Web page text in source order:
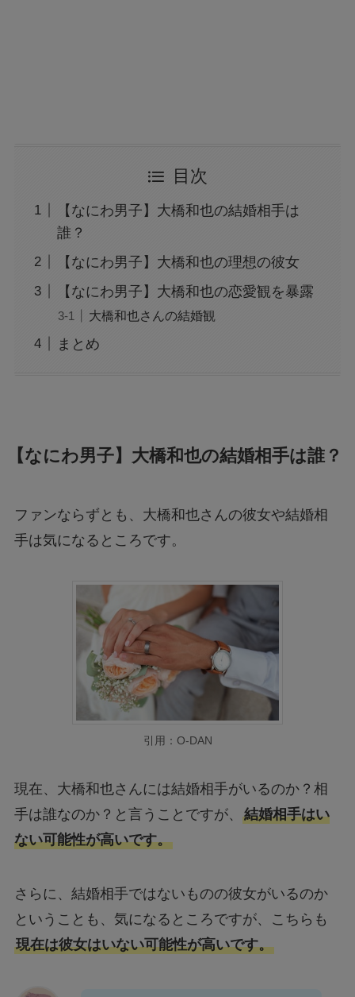
目次
【なにわ男子】大橋和也の結婚相手は
誰？
【なにわ男子】大橋和也の理想の彼女
【なにわ男子】大橋和也の恋愛観を暴露
大橋和也さんの結婚観
まとめ
【なにわ男子】大橋和也の結婚相手は誰？
ファンならずとも、大橋和也さんの彼女や結婚相
手は気になるところです。
引用：O-DAN
現在、大橋和也さんには結婚相手がいるのか？相
手は誰なのか？と言うことですが、 結婚相手はい
ない可能性が高いです。
さらに、結婚相手ではないものの彼女がいるのか
ということも、気になるところですが、こちらも
現在は彼女はいない可能性が高いです。